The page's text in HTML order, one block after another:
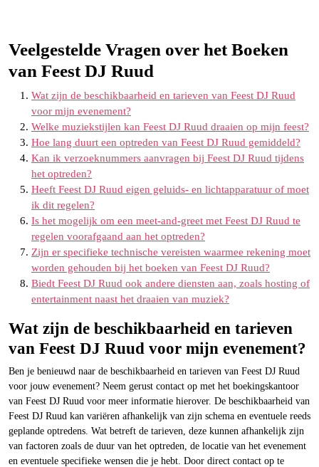
Veelgestelde Vragen over het Boeken
van Feest DJ Ruud
Wat zijn de beschikbaarheid en tarieven van Feest DJ Ruud
voor mijn evenement?
Welke muziekstijlen kan Feest DJ Ruud draaien op mijn feest?
Hoe lang duurt een optreden van Feest DJ Ruud gemiddeld?
Kan ik verzoeknummers aanvragen bij Feest DJ Ruud tijdens
het optreden?
Heeft Feest DJ Ruud eigen geluids- en lichtapparatuur of moet
ik dit regelen?
Is het mogelijk om een meet-and-greet met Feest DJ Ruud te
regelen voorafgaand aan het optreden?
Zijn er specifieke technische vereisten waarmee rekening moet
worden gehouden bij het boeken van Feest DJ Ruud?
Biedt Feest DJ Ruud ook andere diensten aan, zoals hosting of
entertainment naast het draaien van muziek?
Wat zijn de beschikbaarheid en tarieven
van Feest DJ Ruud voor mijn evenement?
Ben je benieuwd naar de beschikbaarheid en tarieven van Feest DJ Ruud
voor jouw evenement? Neem gerust contact op met het boekingskantoor
van Feest DJ Ruud voor meer informatie hierover. De beschikbaarheid van
Feest DJ Ruud kan variëren afhankelijk van zijn schema en eventuele reeds
geplande optredens. Wat betreft de tarieven, deze kunnen afhankelijk zijn
van factoren zoals de duur van het optreden, de locatie van het evenement
en eventuele specifieke wensen die je hebt. Door direct contact op te